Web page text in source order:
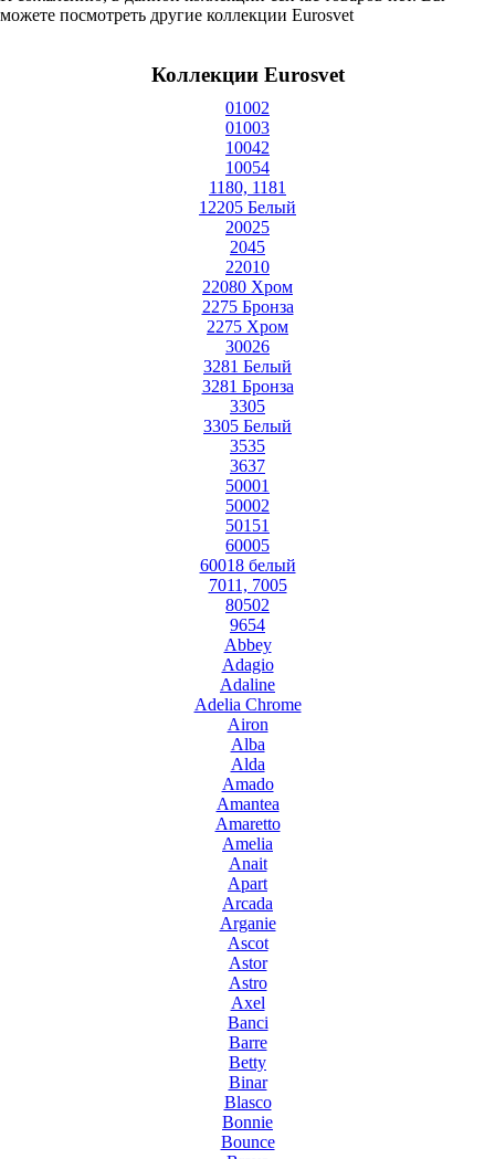
можете посмотреть другие коллекции Eurosvet
Коллекции Eurosvet
01002
01003
10042
10054
1180, 1181
12205 Белый
20025
2045
22010
22080 Хром
2275 Бронза
2275 Хром
30026
3281 Белый
3281 Бронза
3305
3305 Белый
3535
3637
50001
50002
50151
60005
60018 белый
7011, 7005
80502
9654
Abbey
Adagio
Adaline
Adelia Chrome
Airon
Alba
Alda
Amado
Amantea
Amaretto
Amelia
Anait
Apart
Arcada
Arganie
Ascot
Astor
Astro
Axel
Banci
Barre
Betty
Binar
Blasco
Bonnie
Bounce